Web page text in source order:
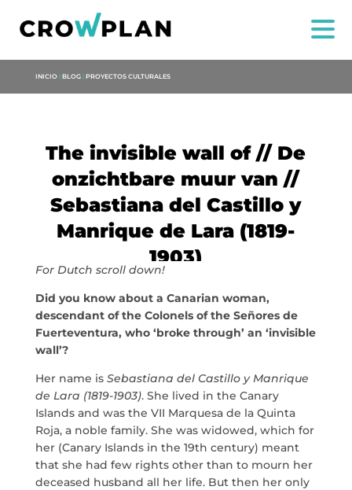
NOSOTROS
PROYECTOS
MARÍA ANCHIETA
BLOG
INICIO| BLOG| PROYECTOS CULTURALES
The invisible wall of // De
onzichtbare muur van //
Sebastiana del Castillo y
Manrique de Lara (1819-
1903)
For Dutch scroll down!
Did you know about a Canarian woman,
descendant of the Colonels of the Señores de
Fuerteventura, who ‘broke through’ an ‘invisible
wall’?
Her name is Sebastiana del Castillo y Manrique
de Lara (1819-1903). She lived in the Canary
Islands and was the VII Marquesa de la Quinta
Roja, a noble family. She was widowed, which for
her (Canary Islands in the 19th century) meant
that she had few rights other than to mourn her
deceased husband all her life. But then her only